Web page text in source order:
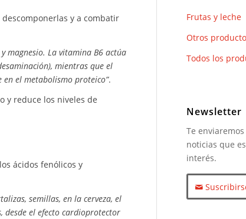
y a combatir
magnesio. La vitamina B6 actúa
mientras que el
el metabolismo proteico”.
y reduce los niveles de
ácidos fenólicos y
semillas, en la cerveza, el
desde el efecto cardioprotector
Frutas y leche
Otros
Todos los
Newsletter
Te
noticias que
interés.